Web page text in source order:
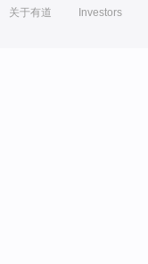
关于有道 Investors